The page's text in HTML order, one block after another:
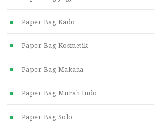
Paper Bag Kado
Paper Bag Kosmetik
Paper Bag Makana
Paper Bag Murah Indo
Paper Bag Solo